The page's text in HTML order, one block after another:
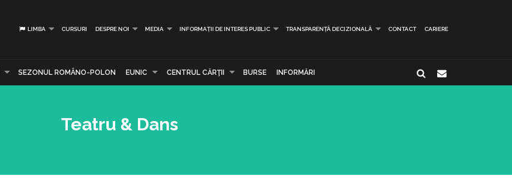
LIMBA CURSURI DESPRE NOI MEDIA INFORMAȚII DE INTERES PUBLIC TRANSPARENȚĂ DECIZIONALĂ CONTACT CARIERE
SEZONUL ROMÂNO-POLON EUNIC CENTRUL CĂRŢII BURSE INFORMĂRI
Teatru & Dans